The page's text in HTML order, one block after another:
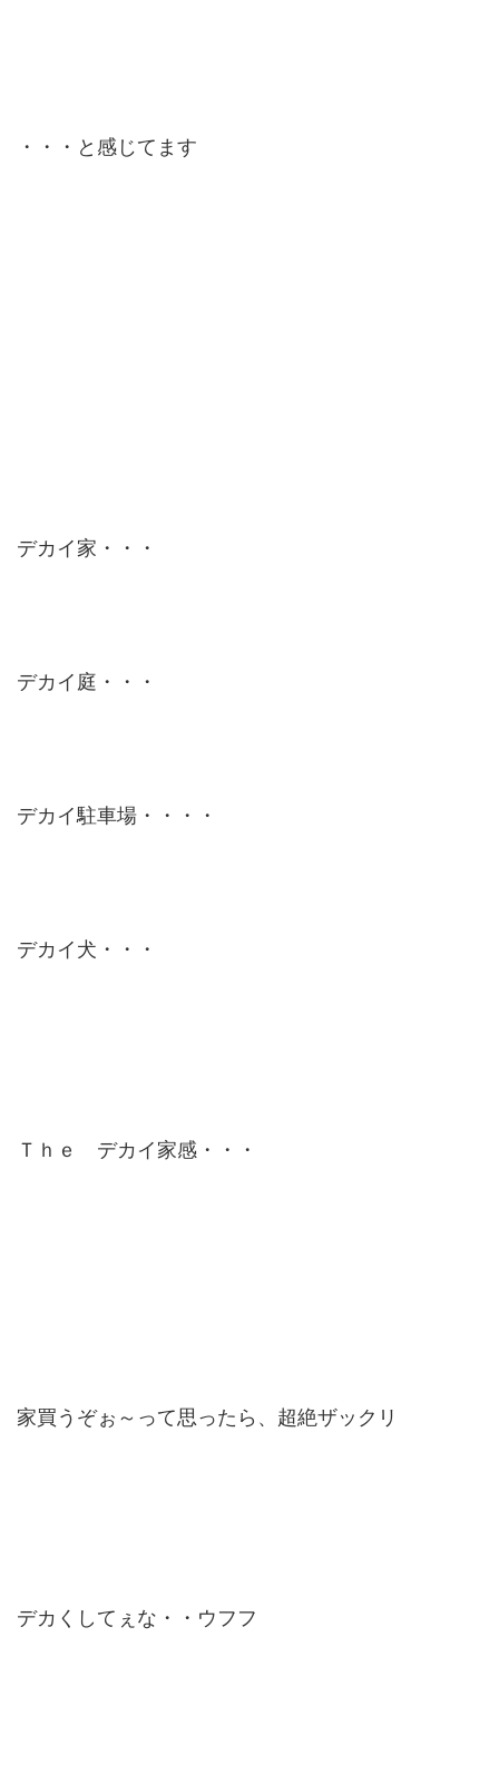
・・・と感じてます
デカイ家・・・
デカイ庭・・・
デカイ駐車場・・・・
デカイ犬・・・
Ｔｈｅ デカイ家感・・・
家買うぞぉ～って思ったら、超絶ザックリ
デカくしてぇな・・ウフフ